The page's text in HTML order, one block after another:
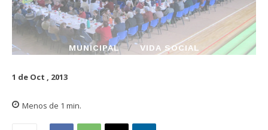
MUNICIPAL VIDA SOCIAL
1 de Oct , 2013
Menos de 1 min.